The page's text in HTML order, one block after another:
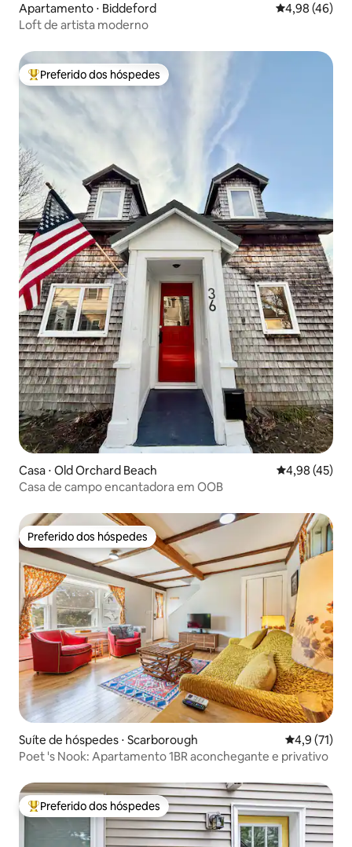
Apartamento ⋅ Biddeford 4,98 de uma
4,98 (46)
Loft de artista moderno
Entre os melhores preferidos dos hóspedes
Preferido dos hóspedes
Casa ⋅ Old Orchard Beach 4,98 de uma
4,98 (45)
Casa de campo encantadora em OOB
Preferido dos hóspedes
Preferido dos hóspedes
Suíte de hóspedes ⋅ Scarborough 4,9 de uma
4,9 (71)
Poet 's Nook: Apartamento 1BR aconchegante e privativo
Entre os melhores preferidos dos hóspedes
Preferido dos hóspedes